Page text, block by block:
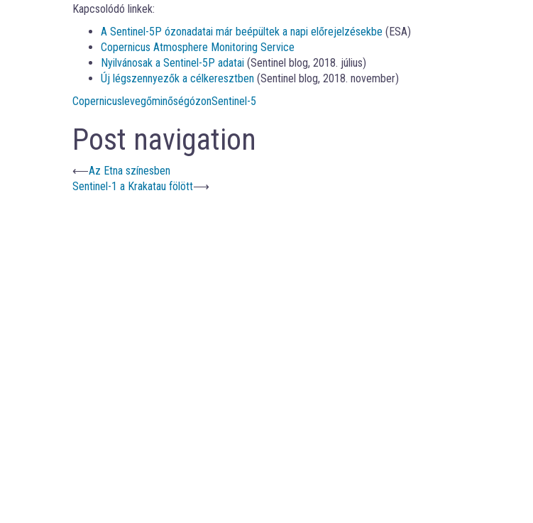
Kapcsolódó linkek:
A Sentinel-5P ózonadatai már beépültek a napi előrejelzésekbe (ESA)
Copernicus Atmosphere Monitoring Service
Nyilvánosak a Sentinel-5P adatai (Sentinel blog, 2018. július)
Új légszennyezők a célkeresztben (Sentinel blog, 2018. november)
CopernicuslevegőminőségózonSentinel-5
Post navigation
⟵Az Etna színesben
Sentinel-1 a Krakatau fölött⟶